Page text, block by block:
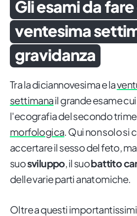
Gli esami da
ventesima
gravidanza
Tra la diciannovesima e la
settimanail grande esame
l'ecografia del secondo
morfologica. Qui non solo si
accertare il sesso del feto,
suosviluppo, il suobattito
delle varie parti anatomiche.
Oltre a questi